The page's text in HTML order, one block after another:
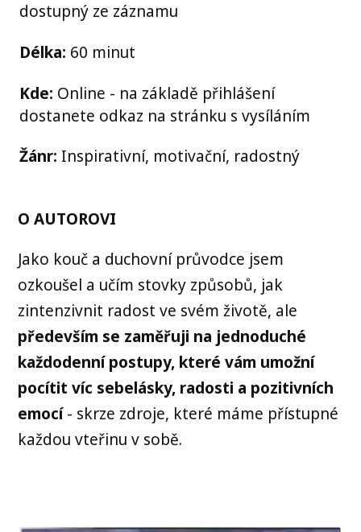
dostupný ze záznamu
Délka: 60 minut
Kde: Online - na základě přihlášení
dostanete odkaz na stránku s vysíláním
Žánr: Inspirativní, motivační, radostný
O AUTOROVI
Jako kouč a duchovní průvodce jsem
ozkoušel a učím stovky způsobů, jak
zintenzivnit radost ve svém životě, ale
především se zaměřuji na jednoduché
každodenní postupy, které vám umožní
pocítit víc sebelásky, radosti a pozitivních
emocí- skrze zdroje, které máme přístupné
každou vteřinu v sobě.